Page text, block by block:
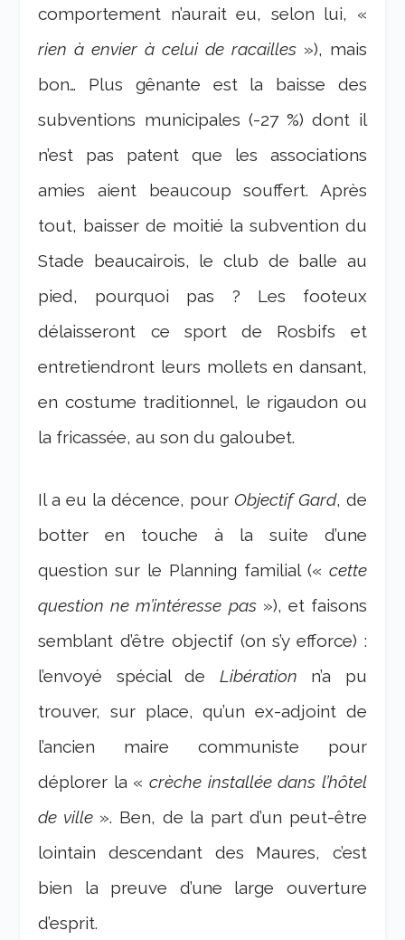
comportement n’aurait eu, selon lui, «
rien à envier à celui de racailles»), mais
bon… Plus gênante est la baisse des
subventions municipales (-27 %) dont il
n’est pas patent que les associations
amies aient beaucoup souffert. Après
tout, baisser de moitié la subvention du
Stade beaucairois, le club de balle au
pied, pourquoi pas ? Les footeux
délaisseront ce sport de Rosbifs et
entretiendront leurs mollets en dansant,
en costume traditionnel, le rigaudon ou
la fricassée, au son du galoubet.
Il a eu la décence, pour Objectif Gard, de
botter en touche à la suite d’une
question sur le Planning familial (« cette
question ne m’intéresse pas»), et faisons
semblant d’être objectif (on s’y efforce) :
l’envoyé spécial de Libération n’a pu
trouver, sur place, qu’un ex-adjoint de
l’ancien maire communiste pour
déplorer la « crèche installée dans l’hôtel
de ville». Ben, de la part d’un peut-être
lointain descendant des Maures, c’est
bien la preuve d’une large ouverture
d’esprit.